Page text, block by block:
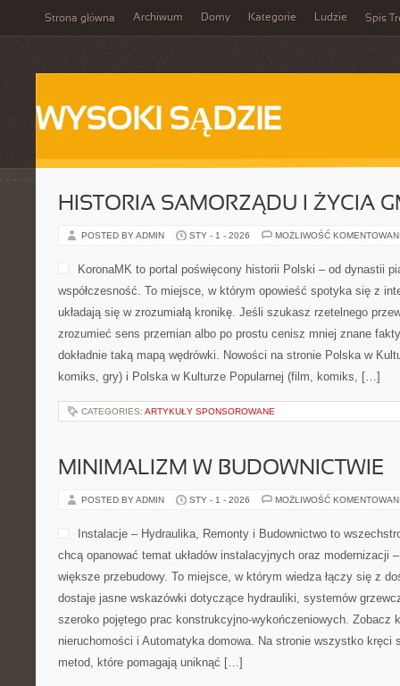
Strona główna Archiwum Domy Kategorie Ludzie Spis
WYSOKI SĄDZIE
HISTORIA SAMORZĄDU I ŻYCIA
POSTED BY ADMIN STY - 1 - 2026 MOŻLIWOŚĆ
KoronaMK to portal poświęcony historii Polski – od dynastii
współczesność. To miejsce, w którym opowieść spotyka się z
układają się w zrozumiałą kronikę. Jeśli szukasz rzetelnego
zrozumieć sens przemian albo po prostu cenisz mniej znane
dokładnie taką mapą wędrówki. Nowości na stronie Polska w
komiks, gry) i Polska w Kulturze Popularnej (film, komiks, […]
CATEGORIES: ARTYKUŁY SPONSOROWANE
MINIMALIZM W BUDOWNICTWIE
POSTED BY ADMIN STY - 1 - 2026 MOŻLIWOŚĆ
Instalacje – Hydraulika, Remonty i Budownictwo to
chcą opanować temat układów instalacyjnych oraz modernizacji
większe przebudowy. To miejsce, w którym wiedza łączy się z
dostaje jasne wskazówki dotyczące hydrauliki, systemów
szeroko pojętego prac konstrukcyjno-wykończeniowych. Zobacz
nieruchomości i Automatyka domowa. Na stronie wszystko kręci
metod, które pomagają uniknąć […]